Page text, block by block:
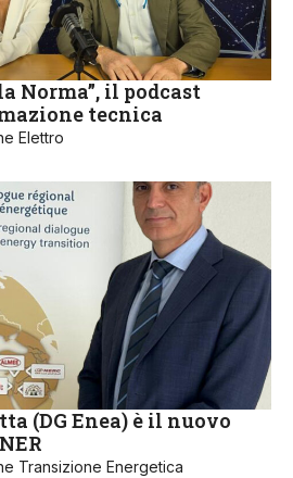
Norma”, il podcast
tecnica
Elettro
(DG Enea) è il nuovo
Transizione Energetica